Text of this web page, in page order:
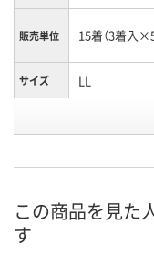
販売単位 15着（3着入
サイズ LL
この商品を見た
す